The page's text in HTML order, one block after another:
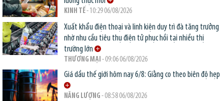
KINH TẾ- 10:29 06/08/2026
Xuất khẩu điện thoại và linh kiện duy trì đà tăng trưởng
nhờ nhu cầu tiêu thụ điện tử phục hồi tại nhiều thị
trường lớn
THƯƠNG MẠI - 09:06 06/08/2026
Giá dầu thế giới hôm nay 6/8: Giằng co theo biên độ hẹp
NĂNG LƯỢNG - 08:58 06/08/2026